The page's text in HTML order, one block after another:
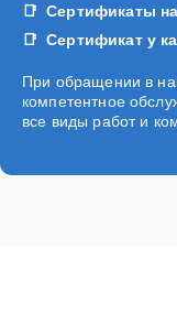
Сертификаты
Сертификат у
При обращении в
компетентное
все виды работ и